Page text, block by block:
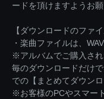
ードを頂けますようお願
【ダウンロードのファ
・楽曲ファイルは、
※アルバムでご購入さ
毎のダウンロードだけ
での【まとめてダウン
※お客様のPCやスマー